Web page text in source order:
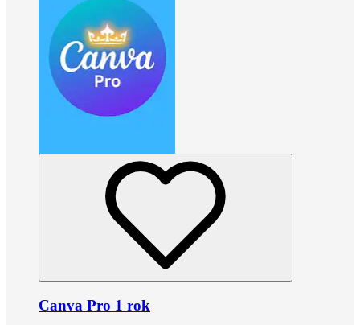
Canva Pro 1 rok